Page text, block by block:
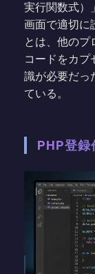
実行関数式）
画面で適切に
とは、他のプ
コードをカプ
識が必要だっ
ている。
PHP登録